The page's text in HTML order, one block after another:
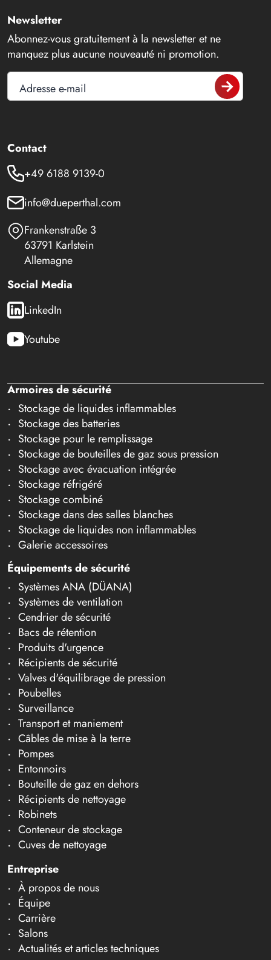
Newsletter
Abonnez-vous gratuitement à la newsletter et ne
manquez plus aucune nouveauté ni promotion.
Adresse e-mail
Contact
+49 6188 9139-0
info@dueperthal.com
Frankenstraße 3
63791 Karlstein
Allemagne
Social Media
LinkedIn
Youtube
Armoires de sécurité
Stockage de liquides inflammables
Stockage des batteries
Stockage pour le remplissage
Stockage de bouteilles de gaz sous pression
Stockage avec évacuation intégrée
Stockage réfrigéré
Stockage combiné
Stockage dans des salles blanches
Stockage de liquides non inflammables
Galerie accessoires
Équipements de sécurité
Systèmes ANA (DÜANA)
Systèmes de ventilation
Cendrier de sécurité
Bacs de rétention
Produits d'urgence
Récipients de sécurité
Valves d'équilibrage de pression
Poubelles
Surveillance
Transport et maniement
Câbles de mise à la terre
Pompes
Entonnoirs
Bouteille de gaz en dehors
Récipients de nettoyage
Robinets
Conteneur de stockage
Cuves de nettoyage
Entreprise
À propos de nous
Équipe
Carrière
Salons
Actualités et articles techniques